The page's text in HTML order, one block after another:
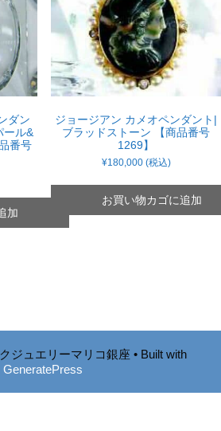
ダン
ール&
番号
加
ジョージアン カメオペンダント|
ブラッドストーン 【商品番号
1269】
¥180,000 (税込)
お買い物カゴに追加
ジュエリーマリコ銀座 • Built with
GeneratePress